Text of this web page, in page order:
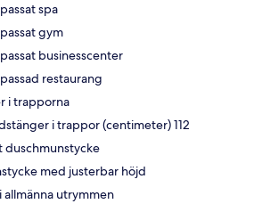
spa
gym
businesscenter
restaurang
i trapporna
i trappor (centimeter) 112
duschmunstycke
med justerbar höjd
allmänna utrymmen